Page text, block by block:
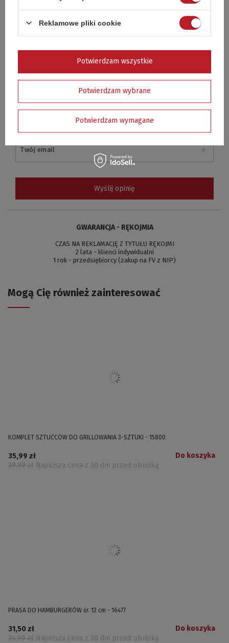
Dodaj własne zdjęcie produktu:
Twój email
Wyślij opinię
GWARANCJA - RĘKOJMIA
CZAS NA REKLAMACJĘ Z TYTUŁU RĘKOJMI
2 lata - klienci indywidualni
1 rok - przedsiębiorcy (zakup na FV z NIP)
Mogą Cię również zainteresować
KOMPLET SZTUĆCÓW DO GRILLOWANIA 3-SZTUKI - 15800
35,99 zł
39,99 zł Najniższa cena z 30 dni przed obniżką
Do koszyka
PRASA DO HAMBURGERÓW śr. 12 cm - 16477
31,50 zł
34,99 zł Najniższa cena z 30 dni przed obniżką
Do koszyka
Reklamowe pliki cookie
Potwierdzam wybrane
Potwierdzam wymagane
Potwierdzam wszystkie